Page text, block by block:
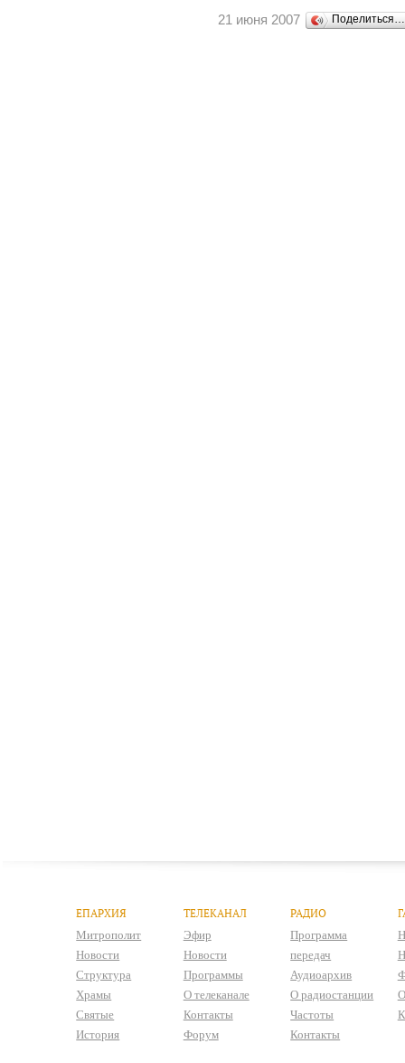
21 июня 2007 Поделиться…
ЕПАРХИЯ
Митрополит
Новости
Структура
Храмы
Святые
История
ТЕЛЕКАНАЛ
Эфир
Новости
Программы
О телеканале
Контакты
Форум
РАДИО
Программа
передач
Аудиоархив
О радиостанции
Частоты
Контакты